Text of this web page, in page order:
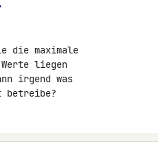
die maximale
liegen
irgend was
betreibe?